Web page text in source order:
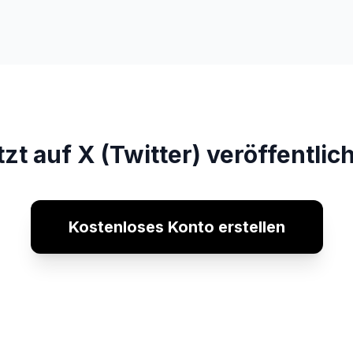
auf X (Twitter)
Kostenloses Konto erstellen